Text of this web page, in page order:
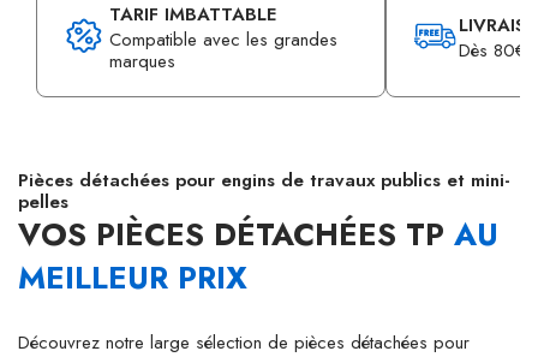
TARIF IMBATTABLE
Compatible avec les grandes
marques
Dès 80€
Pièces détachées pour engins de travaux publics et mini-
pelles
VOS PIÈCES DÉTACHÉES TP AU
MEILLEUR PRIX
Découvrez notre large sélection de pièces détachées pour